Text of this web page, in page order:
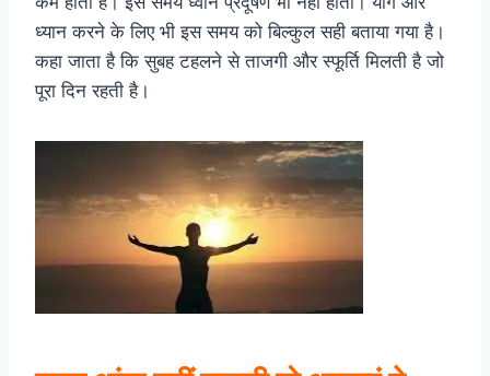
ध्यान करने के लिए भी इस समय को बिल्कुल सही बताया गया है।
कहा जाता है कि सुबह टहलने से ताजगी और स्फूर्ति मिलती है जो
पूरा दिन रहती है।